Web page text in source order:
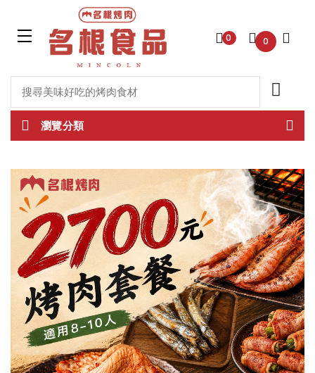
0 0
瀏覽分類